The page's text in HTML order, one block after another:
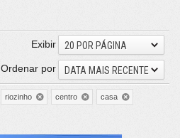
Exibir
20 POR PÁGINA
Ordenar por
DATA MAIS RECENTE
riozinho centro
casa